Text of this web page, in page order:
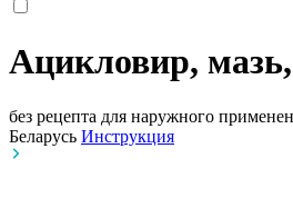
Ацикловир,
без рецепта для наружного
Беларусь Инструкция